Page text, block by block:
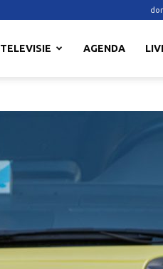
TELEVISIE AGENDA